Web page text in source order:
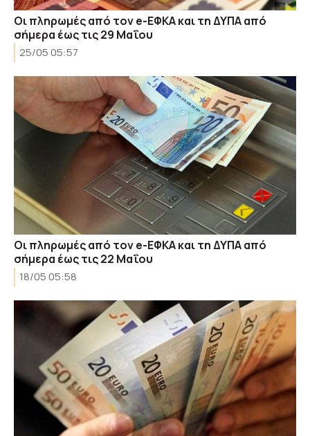
Οι πληρωμές από τον e-ΕΦΚΑ και τη ΔΥΠΑ από
σήμερα έως τις 29 Μαΐου
25/05 05:57
Οι πληρωμές από τον e-ΕΦΚΑ και τη ΔΥΠΑ από
σήμερα έως τις 22 Μαΐου
18/05 05:58